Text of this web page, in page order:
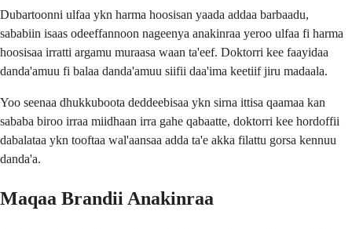
Dubartoonni ulfaa ykn harma hoosisan yaada addaa barbaadu,
sababiin isaas odeeffannoon nageenya anakinraa yeroo ulfaa fi harma
hoosisaa irratti argamu muraasa waan ta'eef. Doktorri kee faayidaa
danda'amuu fi balaa danda'amuu siifii daa'ima keetiif jiru madaala.
Yoo seenaa dhukkuboota deddeebisaa ykn sirna ittisa qaamaa kan
sababa biroo irraa miidhaan irra gahe qabaatte, doktorri kee hordoffii
dabalataa ykn tooftaa wal'aansaa adda ta'e akka filattu gorsa kennuu
danda'a.
Maqaa Brandii Anakinraa